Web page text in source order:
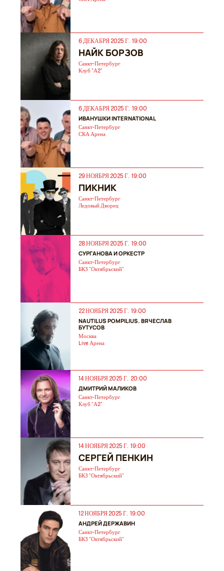
6 ДЕКАБРЯ 2025 Г. 19:00
НАЙК БОРЗОВ
Санкт-Петербург
Клуб "А2"
6 ДЕКАБРЯ 2025 Г. 19:00
ИВАНУШКИ INTERNATIONAL
Санкт-Петербург
СКА Арена
29 НОЯБРЯ 2025 Г. 19:00
ПИКНИК
Санкт-Петербург
Ледовый Дворец
28 НОЯБРЯ 2025 Г. 19:00
СУРГАНОВА И ОРКЕСТР
Санкт-Петербург
БКЗ "Октябрьский"
22 НОЯБРЯ 2025 Г. 19:00
NAUTILUS POMPILIUS. ВЯЧЕСЛАВ
БУТУСОВ
Москва
Live Арена
14 НОЯБРЯ 2025 Г. 20:00
ДМИТРИЙ МАЛИКОВ
Санкт-Петербург
Клуб "А2"
14 НОЯБРЯ 2025 Г. 19:00
СЕРГЕЙ ПЕНКИН
Санкт-Петербург
БКЗ "Октябрьский"
12 НОЯБРЯ 2025 Г. 19:00
АНДРЕЙ ДЕРЖАВИН
Санкт-Петербург
БКЗ "Октябрьский"